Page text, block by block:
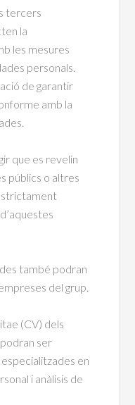
tercers
la
les mesures
personals.
de garantir
amb la
que es revelin
públics o altres
també podran
del grup.
(CV) dels
ser
en
i anàlisis de